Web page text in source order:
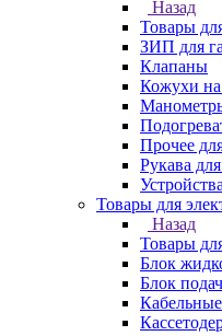
Назад
Товары
ЗИП для
Клапаны
Кожухи
Прочее
Рукава
Товары для
Назад
Товары
Блок
Блок